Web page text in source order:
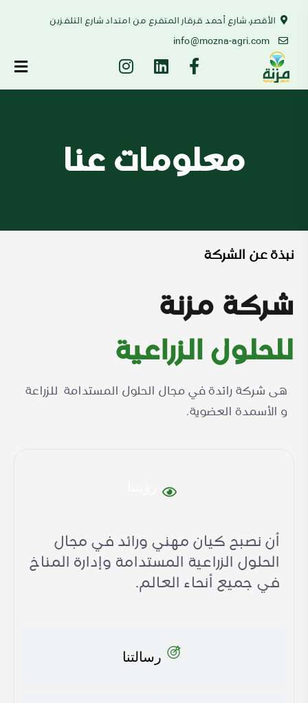
الأقصر، شارع أحمد قرقار المتفرع من امتداد شارع التلفزين
info@mozna-agri.com
معلومات عنا
نبذة عن الشركة
شركة مزنة
للحلول الزراعية
هى شركة رائدة في مجال الحلول المستدامة للزراعة
و الأسمدة العضوية.
رسالتنا
أن نصبح كيان مهني ورائد في مجال
الحلول الزراعية المستدامة وإدارة المناخ
في جميع أنحاء العالم.